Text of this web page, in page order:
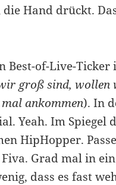
Hand drückt.
Best-of-Live-
groß sind, wollen
ankommen). In
Yeah. Im Spiegel
HipHopper.
Grad mal in
dass es fast